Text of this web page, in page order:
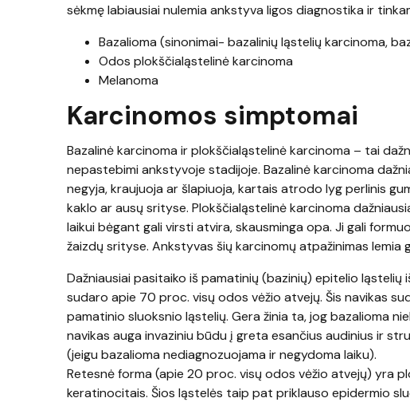
sėkmę labiausiai nulemia ankstyva ligos diagnostika ir
Bazalioma (sinonimai- bazalinių ląstelių karcinoma,
Odos plokščialąstelinė karcinoma
Melanoma
Karcinomos simptomai
Bazalinė karcinoma ir plokščialąstelinė karcinoma – tai
nepastebimi ankstyvoje stadijoje. Bazalinė karcinoma
negyja, kraujuoja ar šlapiuoja, kartais atrodo lyg perlinis
kaklo ar ausų srityse. Plokščialąstelinė karcinoma
laikui bėgant gali virsti atvira, skausminga opa. Ji gali
žaizdų srityse. Ankstyvas šių karcinomų atpažinimas lemia
Dažniausiai pasitaiko iš pamatinių (bazinių) epitelio ląstelių
sudaro apie 70 proc. visų odos vėžio atvejų. Šis navikas
pamatinio sluoksnio ląstelių. Gera žinia ta, jog bazalioma
navikas auga invaziniu būdu į greta esančius audinius ir
(jeigu bazalioma nediagnozuojama ir negydoma laiku).
Retesnė forma (apie 20 proc. visų odos vėžio atvejų) yra
keratinocitais. Šios ląstelės taip pat priklauso epidermio